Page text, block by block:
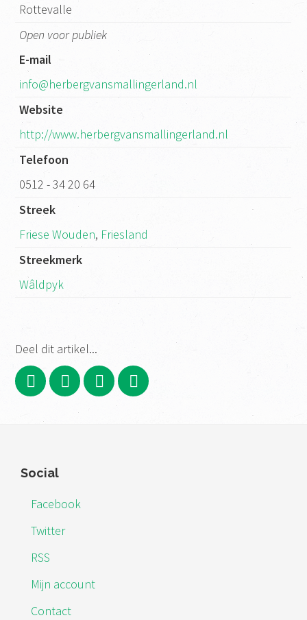
Rottevalle
Open voor publiek
E-mail
info@herbergvansmallingerland.nl
Website
http://www.herbergvansmallingerland.nl
Telefoon
0512 - 34 20 64
Streek
Friese Wouden, Friesland
Streekmerk
Wâldpyk
Deel dit artikel...
Footer
Social
Facebook
Twitter
RSS
Mijn account
Contact